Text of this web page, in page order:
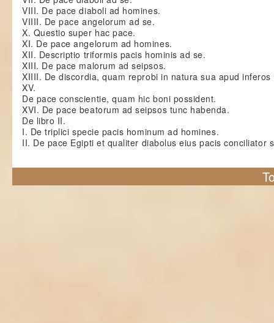
VIII. De pace diaboli ad homines.
VIIII. De pace angelorum ad se.
X. Questio super hac pace.
XI. De pace angelorum ad homines.
XII. Descriptio triformis pacis hominis ad se.
XIII. De pace malorum ad seipsos.
XIIII. De discordia, quam reprobi in natura sua apud inferos
XV.
De pace conscientie, quam hic boni possident.
XVI. De pace beatorum ad seipsos tunc habenda.
De libro II.
I. De triplici specie pacis hominum ad homines.
II. De pace Egipti et qualiter diabolus eius pacis conciliator